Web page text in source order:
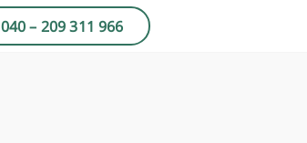
040 – 209 311 966